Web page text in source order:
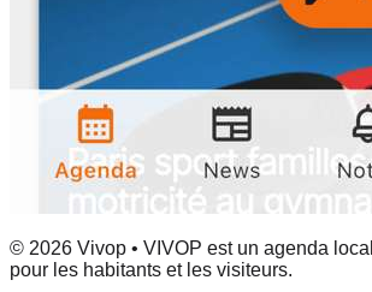
© 2026 Vivop • VIVOP est un agenda
pour les habitants et les visiteurs.